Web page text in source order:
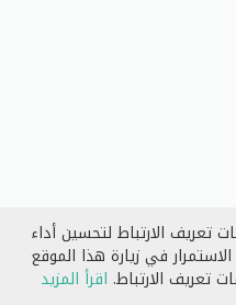
تعريف الارتباط لتحسين أداء
في زيارة هذا الموقع
تعريف الارتباط. اقرأ المزيد